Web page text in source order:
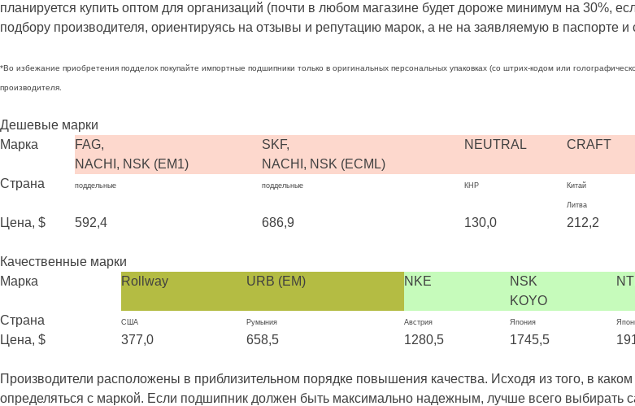
планируется купить оптом для организаций (почти в любом магазине будет дороже минимум на 30%,
подбору производителя, ориентируясь на отзывы и репутацию марок, а не на заявляемую в паспорте и
*Во избежание приобретения подделок покупайте импортные подшипники только в оригинальных персональных упаковках (со штрих-кодом или
производителя.
Дешевые марки
Марка
FAG,
NACHI, NSK (EM1)
SKF,
NACHI, NSK (ECML)
NEUTRAL CRAFT
Страна поддельные поддельные КНР Китай
Литва
Цена, $ 592,4 686,9 130,0 212,2
Качественные марки
Марка
Rollway URB (EM) NKE
NSK
KOYO
Страна США Румыния Австрия Япония
Цена, $ 377,0 658,5 1280,5 1745,5
Производители расположены в приблизительном порядке повышения качества. Исходя из того, в каком
определяться с маркой. Если подшипник должен быть максимально надежным, лучше всего выбирать